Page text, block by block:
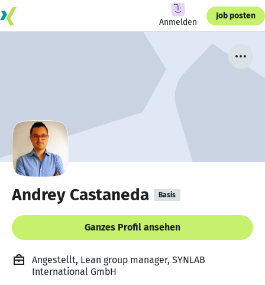
Anmelden
Job posten
Andrey Castaneda Basis
Ganzes Profil ansehen
Angestellt, Lean group manager, SYNLAB
International GmbH